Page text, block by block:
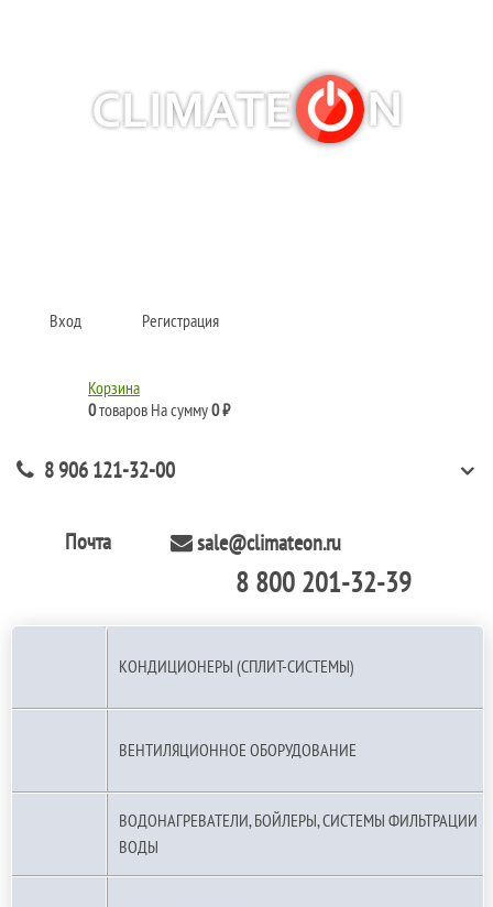
Вход Регистрация
Корзина
0товаров На сумму0 ₽
8 906 121-32-00
Почта sale@climateon.ru
8 800 201-32-39
КОНДИЦИОНЕРЫ (СПЛИТ-СИСТЕМЫ)
ВЕНТИЛЯЦИОННОЕ ОБОРУДОВАНИЕ
ВОДОНАГРЕВАТЕЛИ, БОЙЛЕРЫ, СИСТЕМЫ ФИЛЬТРАЦИИ
ВОДЫ